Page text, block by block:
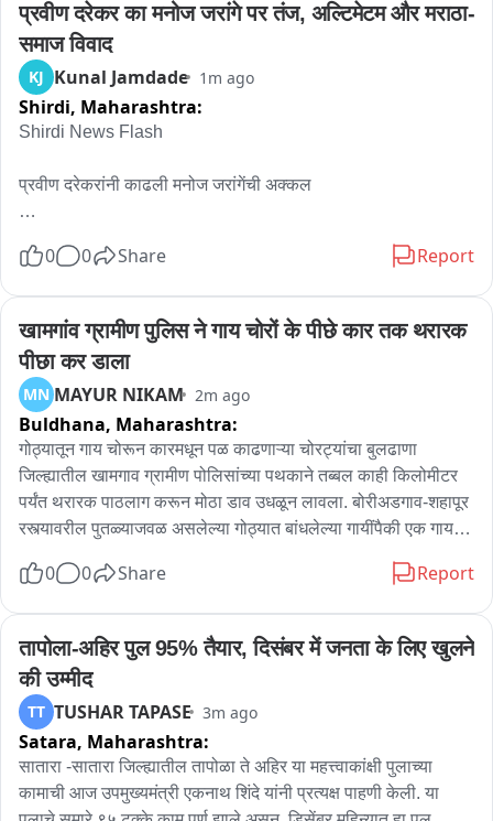
प्रवीण दरेकर का मनोज जरांगे पर तंज, अल्टिमेटम और मराठा-
समाज विवाद
KJ Kunal Jamdade 1m ago
Shirdi, Maharashtra:
Shirdi News Flash
प्रवीण दरेकरांनी काढली मनोज जरांगेंची अक्कल
करणं, यात खूप फरक : प्रवीण दरेकर
भाजप नेते प्रवीण दरेकर बाईट पॉईंटर
ऑन मनोज जरांगे आरोप
- आरोप करायला फार अक्कल लागत नाही
- ज्यांना सिस्टीम समजून घ्यायची नाही, त्यांच्याबद्दल काय बोलायचे?
- जात पडताळणी समितीला न्यायालयीन अधिकार
- कुठलाही मंत्री हस्तक्षेप करू शकत नाही, लेखी देण्याचा तर विषयच नाही
- काही त्रुटी असतील म्हणून नोंदी रद्द केल्या असतील
येत नाही
ऑन जरांगे अल्टिमेटम
- ते सतत अल्टिमेटम देत असतात
- महाराष्ट्र सर्व जाती धर्मांना बरोबर घेऊन जाणारं राज्य
- माणसं तोडण्यापेक्षा जोडण्याचं काम करावं
- मराठा ओबीसी वाद लावणं महाराष्ट्राच्या हिताचं नाही
ऑन जरांगे आमदार पाडण्याचा इशारा
0 0 Share Report
खामगांव ग्रामीण पुलिस ने गाय चोरों के पीछे कार तक थरारक
पीछा कर डाला
MN MAYUR NIKAM 2m ago
Buldhana, Maharashtra:
गोठ्यातून गाय चोरून कारमधून पळ काढणाऱ्या चोरट्यांचा बुलढाणा
जिल्ह्यातील खामगाव ग्रामीण पोलिसांच्या पथकाने तब्बल काही किलोमीटर
पर्यंत थरारक पाठलाग करून मोठा डाव उधळून लावला. बोरीअडगाव-शहापूर
रस्त्यावरील पुतळ्याजवळ असलेल्या गोठ्यात बांधलेल्या गायींपैकी एक गाय
असलेल्या पोलिसांना माहिती मिळताच बोरी अडगाव ते वाडेगावदरम्यान
गाय पोलिसांच्या हाती लागली मात्र चोरट्यांनी तिथून पळ काढला...दरम्यान
या अज्ञात चोरट्याविरुद्ध गुन्हा दाखल करण्यात आला असून पुढील तपास
पोलिस करत आहेत.
0 0 Share Report
तापोला-अहिर पुल 95% तैयार, दिसंबर में जनता के लिए खुलने
की उम्मीद
TT TUSHAR TAPASE 3m ago
Satara, Maharashtra:
सातारा -सातारा जिल्ह्यातील तापोळा ते अहिर या महत्त्वाकांक्षी पुलाच्या
कामाची आज उपमुख्यमंत्री एकनाथ शिंदे यांनी प्रत्यक्ष पाहणी केली. या